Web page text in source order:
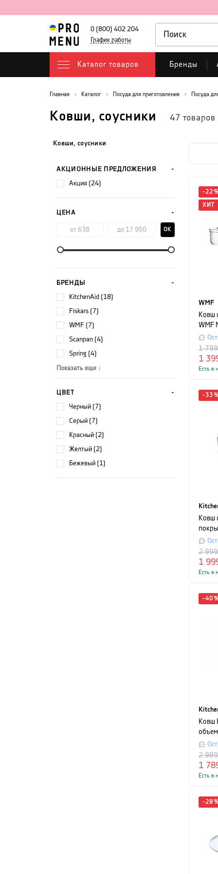
0 (800) 402 204
График работы
Каталог товаров Бренды
Главная Каталог Посуда для приготовления Посуда
Ковши, соусники 47 товаров
Ковши, соусники
АКЦИОННЫЕ ПРЕДЛОЖЕНИЯ
акция (24)
ЦЕНА
OK
БРЕНДЫ
KitchenAid (18)
Fiskars (7)
WMF (7)
Scanpan (4)
Spring (4)
Показать еще ↓
ЦВЕТ
черный (7)
серый (7)
красный (2)
желтый (2)
бежевый (1)
-22
ХИТ
WMF
Ковш
WMF
6040)
1
1 799
Есть в
-33
Ковш
CFA,
1
2 999
Есть в
-40
Ковш
1
2 989
Есть в
-28